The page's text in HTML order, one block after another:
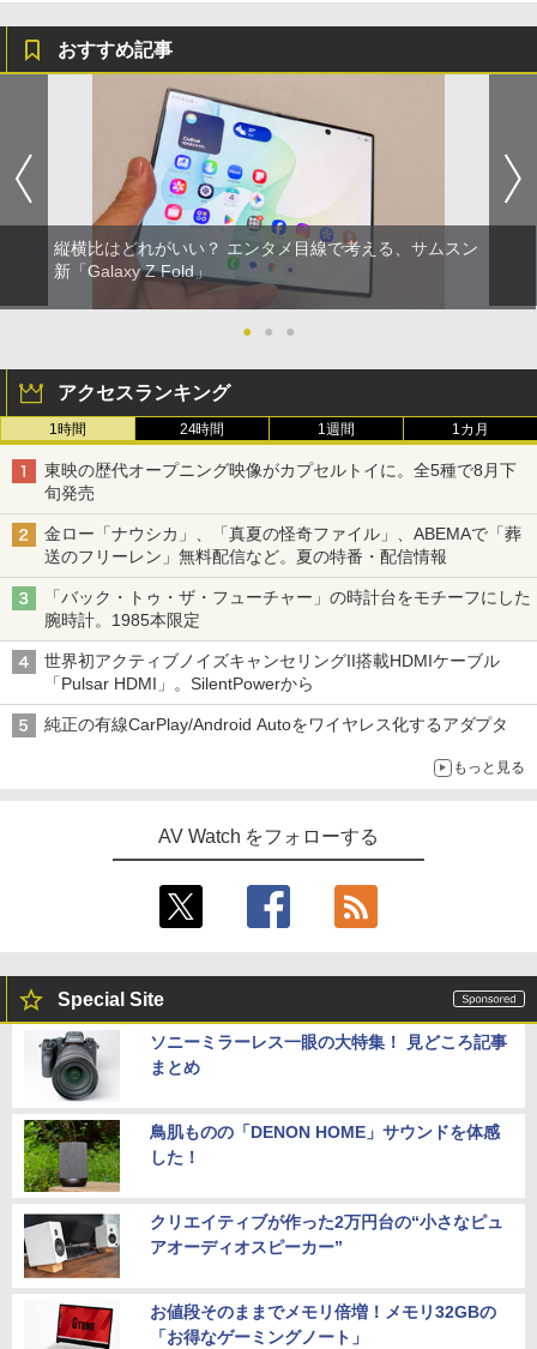
おすすめ記事
縦横比はどれがいい？ エンタメ目線で考える、サムスン
新「Galaxy Z Fold」
● ● ●
アクセスランキング
1時間 24時間 1週間 1カ月
東映の歴代オープニング映像がカプセルトイに。全5種で8月下
旬発売
金ロー「ナウシカ」、「真夏の怪奇ファイル」、ABEMAで「葬
送のフリーレン」無料配信など。夏の特番・配信情報
「バック・トゥ・ザ・フューチャー」の時計台をモチーフにした
腕時計。1985本限定
世界初アクティブノイズキャンセリングII搭載HDMIケーブル
「Pulsar HDMI」。SilentPowerから
純正の有線CarPlay/Android Autoをワイヤレス化するアダプタ
もっと見る
AV Watch をフォローする
Special Site
ソニーミラーレス一眼の大特集！ 見どころ記事
まとめ
鳥肌ものの「DENON HOME」サウンドを体感
した！
クリエイティブが作った2万円台の“小さなピュ
アオーディオスピーカー”
お値段そのままでメモリ倍増！メモリ32GBの
「お得なゲーミングノート」